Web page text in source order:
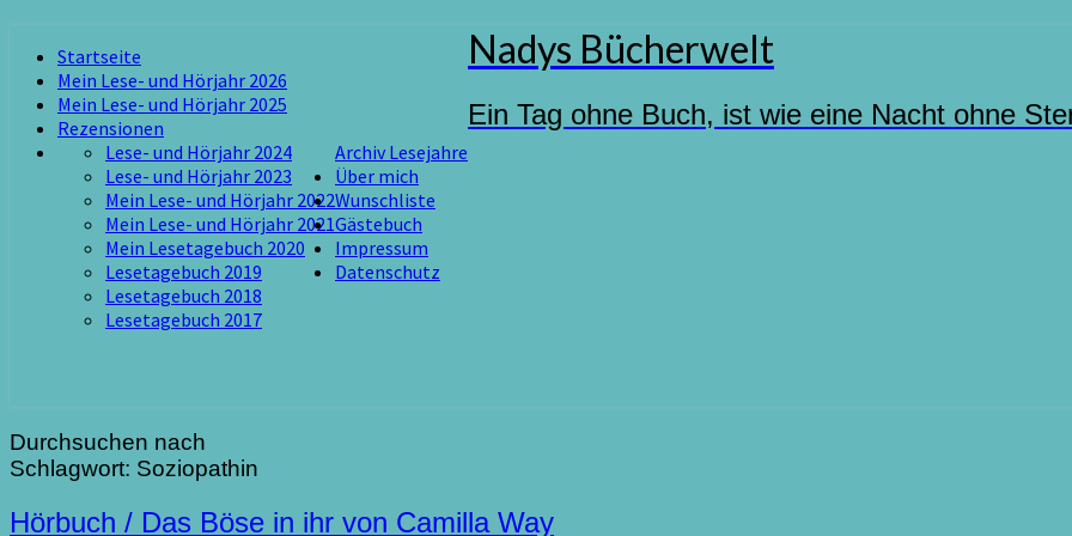
content
Startseite
Mein Lese- und Hörjahr 2026
Mein Lese- und Hörjahr 2025
Rezensionen
Archiv Lesejahre
Lese- und Hörjahr 2024
Lese- und Hörjahr 2023
Mein Lese- und Hörjahr 2022
Mein Lese- und Hörjahr 2021
Mein Lesetagebuch 2020
Lesetagebuch 2019
Lesetagebuch 2018
Lesetagebuch 2017
Über mich
Wunschliste
Gästebuch
Impressum
Datenschutz
Nadys Bücherwelt
Ein Tag ohne Buch, ist wie eine Nacht ohne
Durchsuchen nach
Schlagwort: Soziopathin
Hörbuch
Hörbuch / Das Böse in ihr von Camilla Way